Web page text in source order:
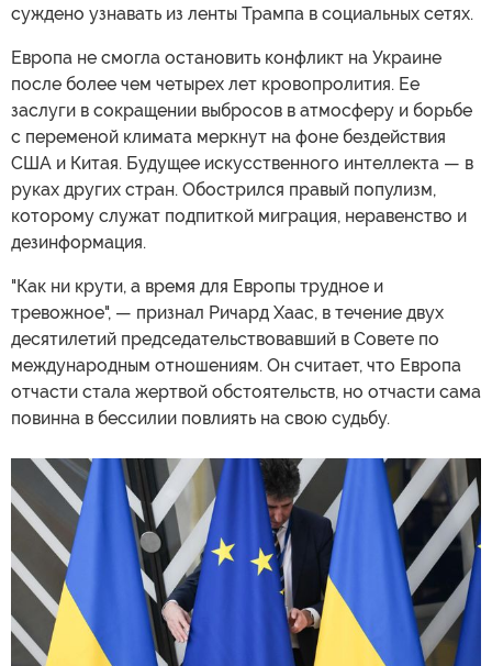
суждено узнавать из ленты Трампа в социальных сетях.
Европа не смогла остановить конфликт на Украине
после более чем четырех лет кровопролития. Ее
заслуги в сокращении выбросов в атмосферу и борьбе
с переменой климата меркнут на фоне бездействия
США и Китая. Будущее искусственного интеллекта — в
руках других стран. Обострился правый популизм,
которому служат подпиткой миграция, неравенство и
дезинформация.
"Как ни крути, а время для Европы трудное и
тревожное", — признал Ричард Хаас, в течение двух
десятилетий председательствовавший в Совете по
международным отношениям. Он считает, что Европа
отчасти стала жертвой обстоятельств, но отчасти сама
повинна в бессилии повлиять на свою судьбу.